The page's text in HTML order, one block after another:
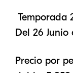
Temporada
Del 26
Precio por